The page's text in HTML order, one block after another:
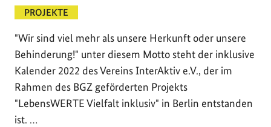
PROJEKTE
"Wir sind viel mehr als unsere Herkunft oder unsere
Behinderung!" unter diesem Motto steht der inklusive
Kalender 2022 des Vereins InterAktiv e.V., der im
Rahmen des BGZ geförderten Projekts
"LebensWERTE Vielfalt inklusiv" in Berlin entstanden
ist. …